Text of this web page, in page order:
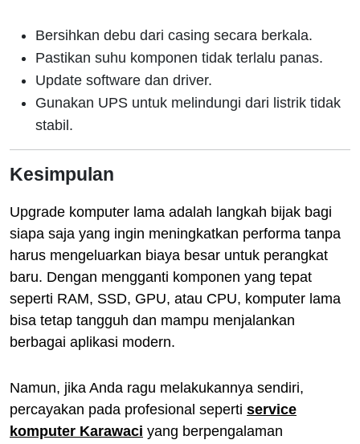
Bersihkan debu dari casing secara berkala.
Pastikan suhu komponen tidak terlalu panas.
Update software dan driver.
Gunakan UPS untuk melindungi dari listrik tidak
stabil.
Kesimpulan
Upgrade komputer lama adalah langkah bijak bagi
siapa saja yang ingin meningkatkan performa tanpa
harus mengeluarkan biaya besar untuk perangkat
baru. Dengan mengganti komponen yang tepat
seperti RAM, SSD, GPU, atau CPU, komputer lama
bisa tetap tangguh dan mampu menjalankan
berbagai aplikasi modern.
Namun, jika Anda ragu melakukannya sendiri,
percayakan pada profesional seperti service
komputer Karawaci yang berpengalaman